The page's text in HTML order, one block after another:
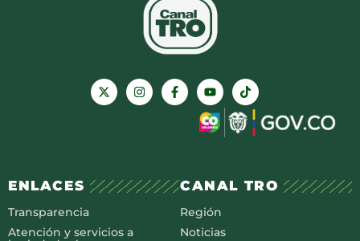
ENLACES
Transparencia
Atención y servicios a
CANAL TRO
Región
Noticias